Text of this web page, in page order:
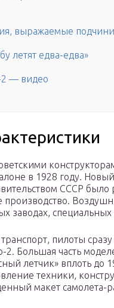
выражаемые
летят едва-едва»
— видео
в 1928 году.
СССР
специальных
пилоты
2. Большая часть
летчик» вплоть до
техники,
макет самолета-